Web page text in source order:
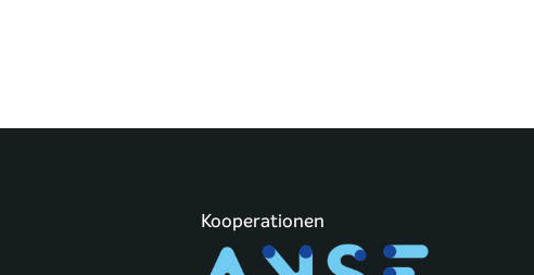
Kooperationen